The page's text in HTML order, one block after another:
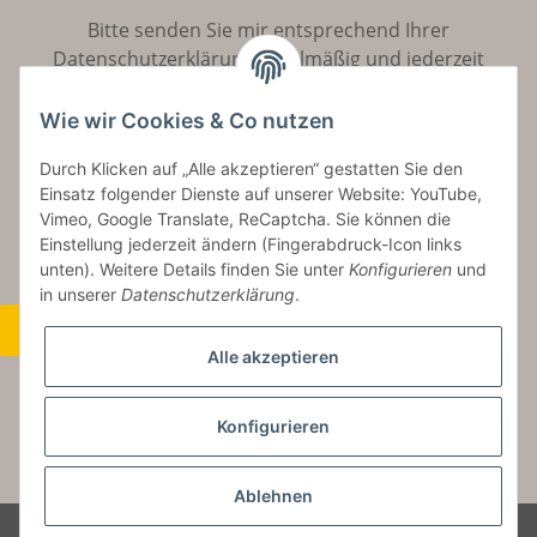
Bitte senden Sie mir entsprechend Ihrer
Datenschutzerklärungregelmäßig und jederzeit
widerruflich Informationen zu Ihrem Produktsortiment
per E-Mail zu.
Abonnieren
Widerrufsbutton
* Alle Preise inkl. gesetzlicher USt., zzgl.Versand
© Copyright by Aurinum.de
Wie wir Cookies & Co nutzen
Durch Klicken auf „Alle akzeptieren“ gestatten Sie den
Einsatz folgender Dienste auf unserer Website: YouTube,
Vimeo, Google Translate, ReCaptcha. Sie können die
Einstellung jederzeit ändern (Fingerabdruck-Icon links
unten). Weitere Details finden Sie unter Konfigurieren und
in unserer Datenschutzerklärung.
Alle akzeptieren
Konfigurieren
Ablehnen